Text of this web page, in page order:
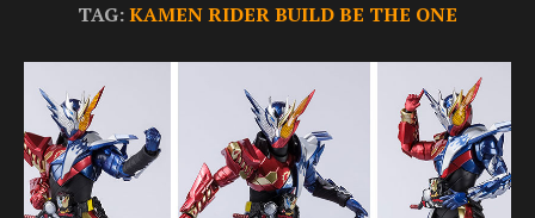
TAG:KAMEN RIDER BUILD BE THE ONE